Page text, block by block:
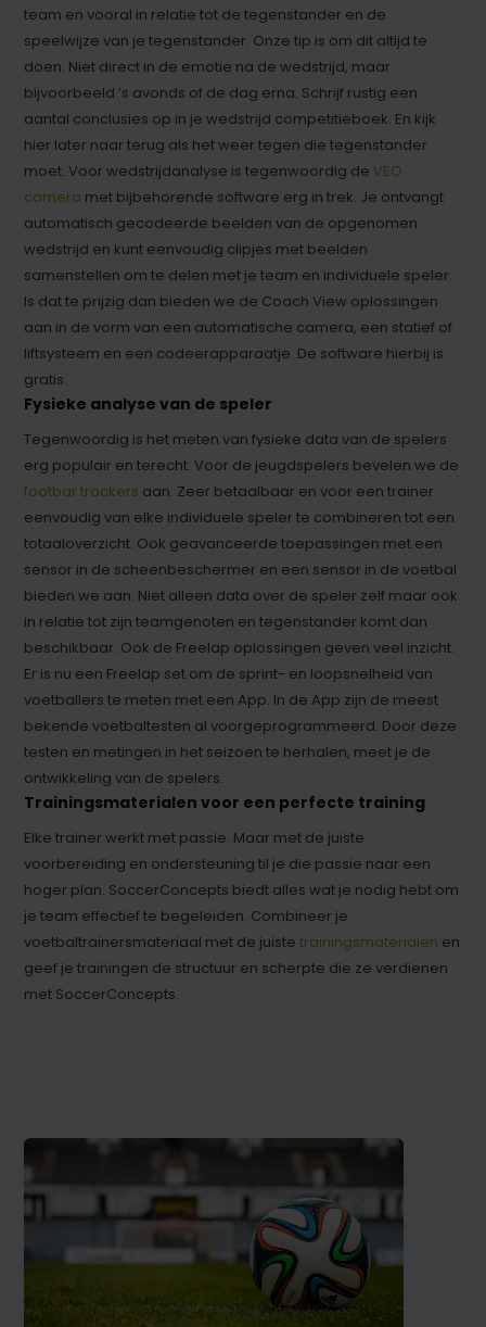
team en vooral in relatie tot de tegenstander en de
speelwijze van je tegenstander. Onze tip is om dit altijd te
doen. Niet direct in de emotie na de wedstrijd, maar
bijvoorbeeld ’s avonds of de dag erna. Schrijf rustig een
aantal conclusies op in je wedstrijd competitieboek. En kijk
hier later naar terug als het weer tegen die tegenstander
moet. Voor wedstrijdanalyse is tegenwoordig deVEO
camera met bijbehorende software erg in trek. Je ontvangt
automatisch gecodeerde beelden van de opgenomen
wedstrijd en kunt eenvoudig clipjes met beelden
samenstellen om te delen met je team en individuele speler.
Is dat te prijzig dan bieden we de Coach View oplossingen
aan in de vorm van een automatische camera, een statief of
liftsysteem en een codeerapparaatje. De software hierbij is
gratis.
Fysieke analyse van de speler
Tegenwoordig is het meten van fysieke data van de spelers
erg populair en terecht. Voor de jeugdspelers bevelen we de
footbar trackers aan. Zeer betaalbaar en voor een trainer
eenvoudig van elke individuele speler te combineren tot een
totaaloverzicht. Ook geavanceerde toepassingen met een
sensor in de scheenbeschermer en een sensor in de voetbal
bieden we aan. Niet alleen data over de speler zelf maar ook
in relatie tot zijn teamgenoten en tegenstander komt dan
beschikbaar. Ook de Freelap oplossingen geven veel inzicht.
Er is nu een Freelap set om de sprint- en loopsnelheid van
voetballers te meten met een App. In de App zijn de meest
bekende voetbaltesten al voorgeprogrammeerd. Door deze
testen en metingen in het seizoen te herhalen, meet je de
ontwikkeling van de spelers.
Trainingsmaterialen voor een perfecte training
Elke trainer werkt met passie. Maar met de juiste
voorbereiding en ondersteuning til je die passie naar een
hoger plan. SoccerConcepts biedt alles wat je nodig hebt om
je team effectief te begeleiden. Combineer je
voetbaltrainersmateriaal met de juistetrainingsmaterialen en
geef je trainingen de structuur en scherpte die ze verdienen
met SoccerConcepts.